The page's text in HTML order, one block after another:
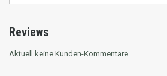
Reviews
Aktuell keine Kunden-Kommentare